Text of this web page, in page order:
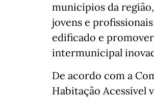
municípios da
jovens e
edificado e
intermunicipal
De acordo com a
Habitação Acessível